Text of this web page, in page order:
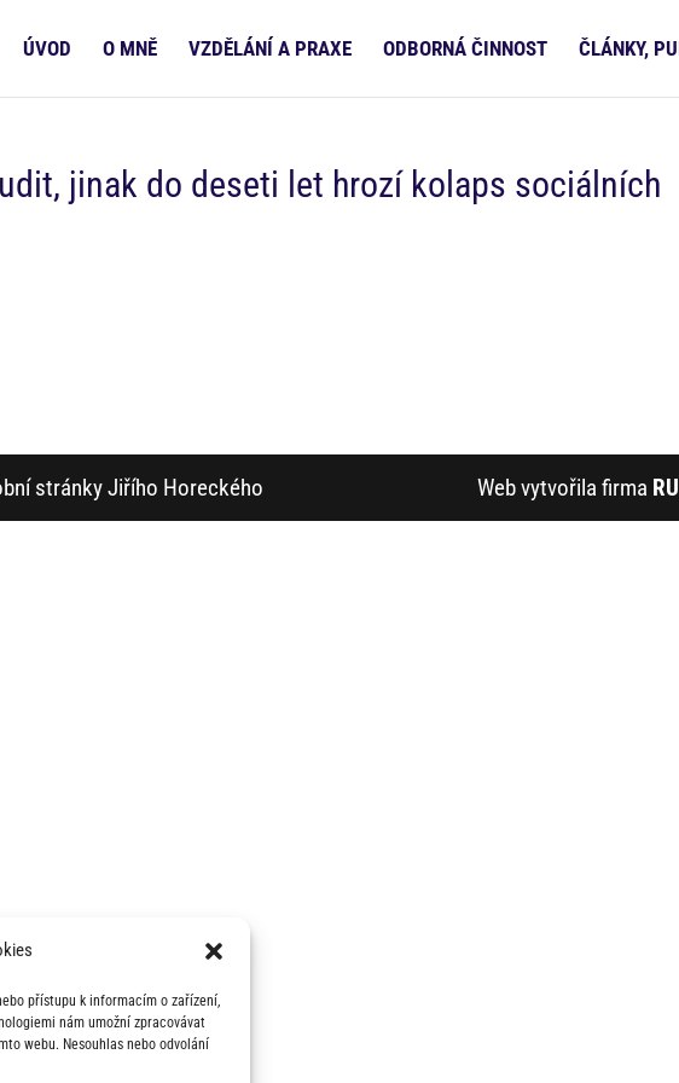
přístupu k informacím o zařízení,
nám umožní zpracovávat
webu. Nesouhlas nebo odvolání
ÚVOD O MNĚ VZDĚLÁNÍ A PRAXE ODBORNÁ ČINNOST ČLÁNKY,
jinak do deseti let hrozí kolaps sociálních
stránky Jiřího Horeckého Web vytvořila firma